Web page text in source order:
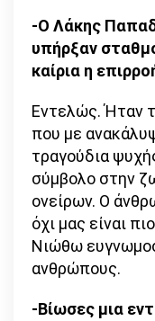
-Ο Λάκης
υπήρξαν
καίρια η
Εντελώς. Ήταν
που με
τραγούδια
σύμβολο στην
ονείρων. Ο
όχι μας είναι
Νιώθω
ανθρώπους.
-Βίωσες μια